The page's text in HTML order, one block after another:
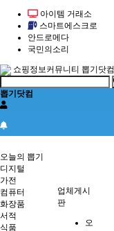
아이템 거래소
스마트에스크로
안드로메다
국민의소리
쇼핑정보커뮤니티 뽑기닷컴
뽑기닷컴
오늘의 뽑기
디지털
가전
컴퓨터
화장품
서적
식품
업체게시
판
오